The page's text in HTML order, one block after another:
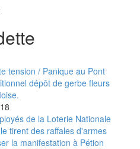
tension / Panique au Pont
dépôt de gerbe fleurs
de la Loterie Nationale
tirent des raffales d'armes
la manifestation à Pétion